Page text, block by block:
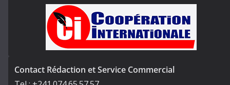
Contact Rédaction et Service Commercial